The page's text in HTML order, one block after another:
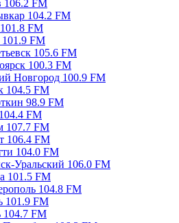
106.2 FM
104.2 FM
FM
FM
105.6 FM
100.3 FM
Новгород 100.9 FM
104.5 FM
98.9 FM
FM
107.7 FM
106.4 FM
104.0 FM
Уральский 106.0 FM
101.5 FM
104.8 FM
101.9 FM
104.7 FM